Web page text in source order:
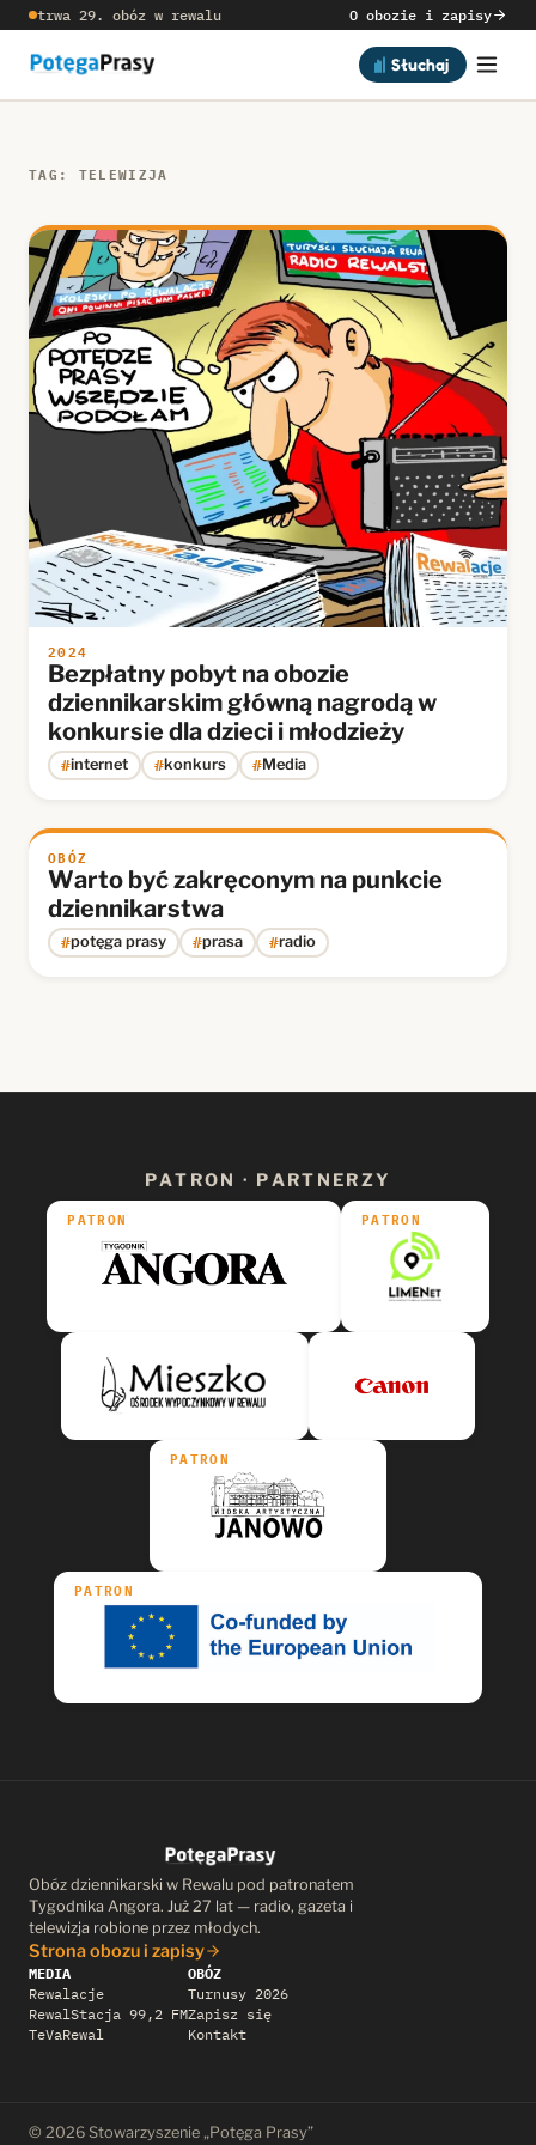
trwa 29. obóz w rewalu O obozie i zapisy
Słuchaj
TAG: TELEWIZJA
2024
Bezpłatny pobyt na obozie
dziennikarskim główną nagrodą w
konkursie dla dzieci i młodzieży
#internet #konkurs #Media
OBÓZ
Warto być zakręconym na punkcie
dziennikarstwa
#potęga prasy #prasa #radio
PATRON · PARTNERZY
PATRON PATRON
PATRON
PATRON
Obóz dziennikarski w Rewalu pod patronatem
Tygodnika Angora. Już 27 lat — radio, gazeta i
telewizja robione przez młodych.
Strona obozu i zapisy
MEDIA
Rewalacje
RewalStacja 99,2 FM
TeVaRewal
OBÓZ
Turnusy 2026
Zapisz się
Kontakt
© 2026 Stowarzyszenie „Potęga Prasy”